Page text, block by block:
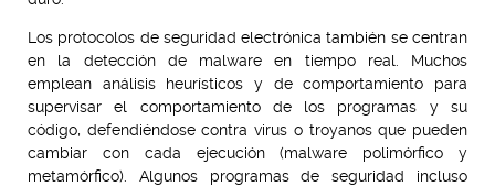
Los protocolos de seguridad electrónica también se centran
en la detección de malware en tiempo real. Muchos
emplean análisis heurísticos y de comportamiento para
supervisar el comportamiento de los programas y su
código, defendiéndose contra virus o troyanos que pueden
cambiar con cada ejecución (malware polimórfico y
metamórfico). Algunos programas de seguridad incluso